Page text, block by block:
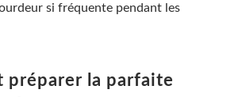
si fréquente pendant les
préparer la parfaite